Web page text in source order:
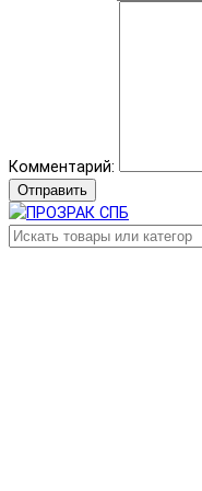
Комментарий:
Отправить